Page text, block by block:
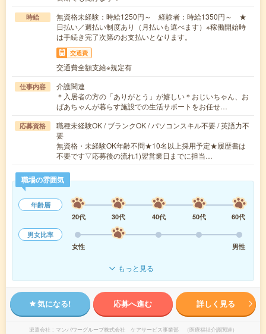
時給
無資格未経験：時給1250円～ 経験者：時給1350円～ ★
日払い／週払い制度あり（月払いも選べます）※稼働開始時
は手続き完了次第のお支払いとなります。
交通費
交通費全額支給※規定有
仕事内容
介護関連
＊入居者の方の「ありがとう」が嬉しい＊おじいちゃん、お
ばあちゃんが暮らす施設での生活サポートをお任せ…
応募資格
職種未経験OK / ブランクOK / パソコンスキル不要 / 英語力不
要
無資格・未経験OK年齢不問★10名以上採用予定★履歴書は
不要です▽応募後の流れ1)翌営業日までに担当…
職場の雰囲気
年齢層
20代
30代 40代 50代
60代
男女比率
女性
男性
もっと見る
気になる! 応募へ進む 詳しく見る
派遣会社 マンパワーグループ株式会社 ケアサービス事業部 （医療福祉介護関連）